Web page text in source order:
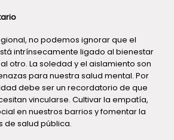
no podemos ignorar que el
intrínsecamente ligado al bienestar
otro. La soledad y el aislamiento son
para nuestra salud mental. Por
debe ser un recordatorio de que
vincularse. Cultivar la empatía,
en nuestros barrios y fomentar la
de salud pública.